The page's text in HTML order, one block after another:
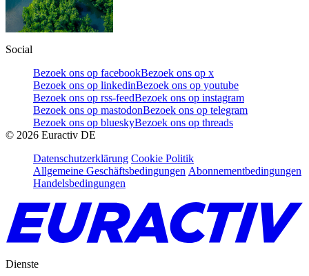
Social
Bezoek ons op facebookBezoek ons op x
Bezoek ons op linkedinBezoek ons op youtube
Bezoek ons op rss-feedBezoek ons op instagram
Bezoek ons op mastodonBezoek ons op telegram
Bezoek ons op blueskyBezoek ons op threads
© 2026 Euractiv DE
Datenschutzerklärung Cookie Politik
Allgemeine Geschäftsbedingungen Abonnementbedingungen
Handelsbedingungen
Dienste